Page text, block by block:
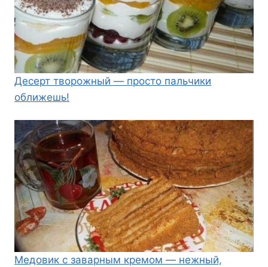
Десерт творожный — просто пальчики
оближешь!
Медовик с заварным кремом — нежный,